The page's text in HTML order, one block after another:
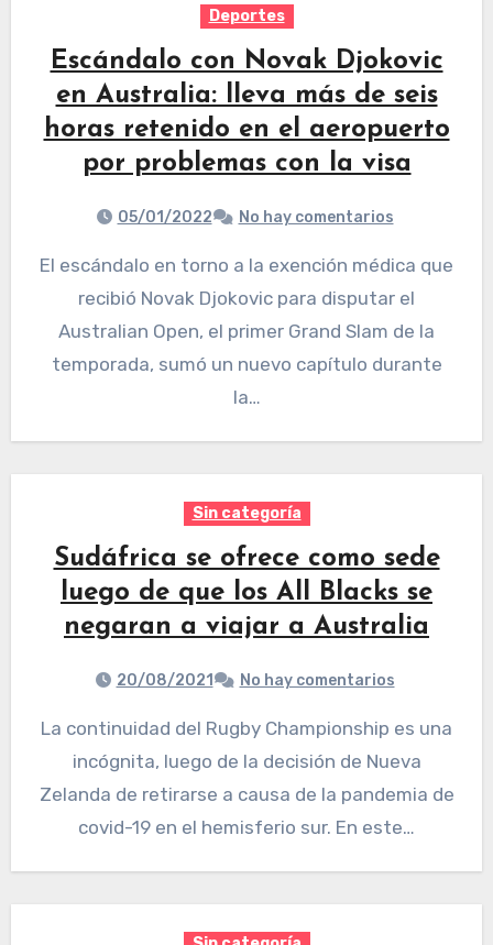
Deportes
Escándalo con Novak Djokovic
en Australia: lleva más de seis
horas retenido en el aeropuerto
por problemas con la visa
05/01/2022 No hay comentarios
El escándalo en torno a la exención médica que
recibió Novak Djokovic para disputar el
Australian Open, el primer Grand Slam de la
temporada, sumó un nuevo capítulo durante
la…
Sin categoría
Sudáfrica se ofrece como sede
luego de que los All Blacks se
negaran a viajar a Australia
20/08/2021 No hay comentarios
La continuidad del Rugby Championship es una
incógnita, luego de la decisión de Nueva
Zelanda de retirarse a causa de la pandemia de
covid-19 en el hemisferio sur. En este…